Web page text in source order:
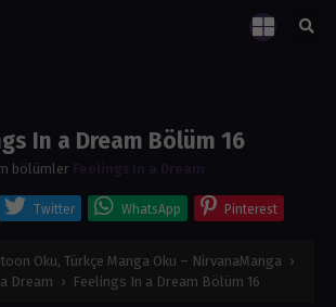
In a Dream Bölüm 16
bölümler Feelings In a Dream
Twitter WhatsApp Pinterest
Oku, Türkçe Manga Oku – NirvanaManga ›
Dream
› Feelings In a Dream Bölüm 16